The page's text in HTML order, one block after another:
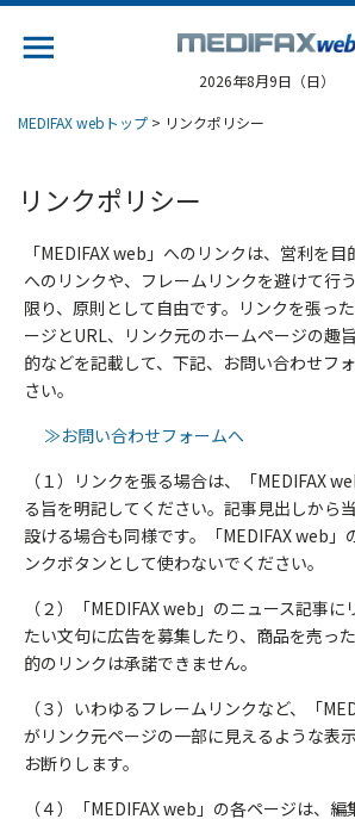
2026年8月9日（日）
MEDIFAX webトップ > リンクポリシー
リンクポリシー
「MEDIFAX web」へのリンクは、営利を
へのリンクや、フレームリンクを避けて行
限り、原則として自由です。リンクを張っ
ージとURL、リンク元のホームページの趣
的などを記載して、下記、お問い合わせフ
さい。
≫お問い合わせフォームへ
（１）リンクを張る場合は、「MEDIFAX
る旨を明記してください。記事見出しから
設ける場合も同様です。「MEDIFAX web」
ンクボタンとして使わないでください。
（２）「MEDIFAX web」のニュース記事
たい文句に広告を募集したり、商品を売っ
的のリンクは承諾できません。
（３）いわゆるフレームリンクなど、「
がリンク元ページの一部に見えるような表
お断りします。
（４）「MEDIFAX web」の各ページは、